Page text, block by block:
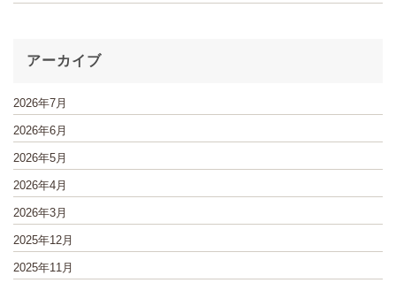
アーカイブ
2026年7月
2026年6月
2026年5月
2026年4月
2026年3月
2025年12月
2025年11月